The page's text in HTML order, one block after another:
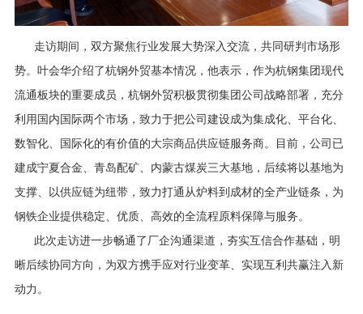
走访期间，双方聚焦行业发展大势深入交流，共同研判市场形
势。叶会华介绍了杭钢外贸基本情况，他表示，作为杭钢集团现代
流通板块的重要成员，杭钢外贸积极贯彻集团公司战略部署，充分
利用国内国际两个市场，致力于把公司建设成为集成化、平台化、
数智化、国际化的有价值的大宗商品供应链服务商。目前，公司已
建成宁夏合金、青岛配矿、内蒙古煤炭三大基地，后续将以基地为
支撑、以供应链为纽带，致力打通从炉料到成材的全产业链条，为
钢铁企业提供稳定、优质、高效的全流程原料保障与服务。
此次走访进一步畅通了厂企沟通渠道，夯实互信合作基础，明
晰后续协同方向，为双方携手应对行业变革、实现互利共赢注入新
动力。